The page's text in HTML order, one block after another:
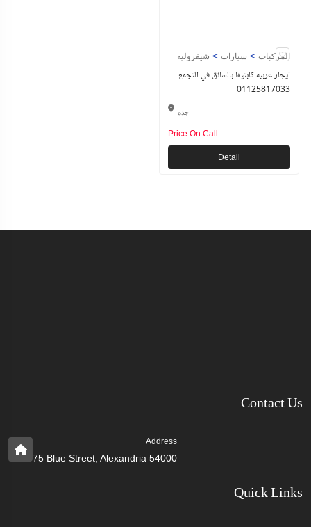
المركبات > سيارات > شيفروليه
ايجار عربيه كابتيفا بالسائق في التجمع
01125817033
جده
Price On Call
Detail
Contact Us
Address
75 Blue Street, Alexandria 54000
Quick Links